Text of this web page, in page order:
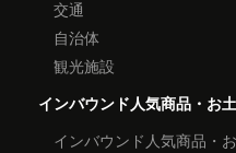
交通
自治体
観光施設
インバウンド人気商品・お
インバウンド人気商品・